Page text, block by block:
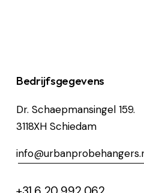
Bedrijfsgegevens
Dr. Schaepmansingel 159.
3118XH Schiedam
i